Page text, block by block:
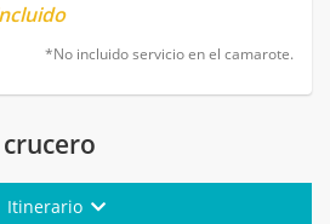
*No incluido servicio en el camarote.
Itinerario